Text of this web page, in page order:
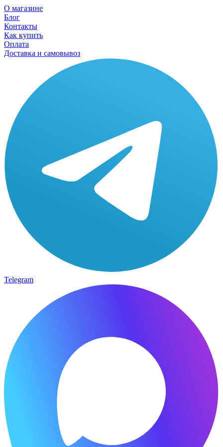
О магазине
Блог
Контакты
Как купить
Оплата
Доставка и самовывоз
Telegram